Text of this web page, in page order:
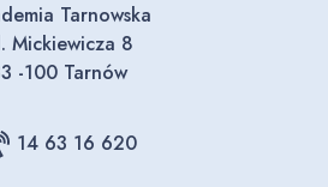
Tarnowska
Mickiewicza 8
-100 Tarnów
14 63 16 620